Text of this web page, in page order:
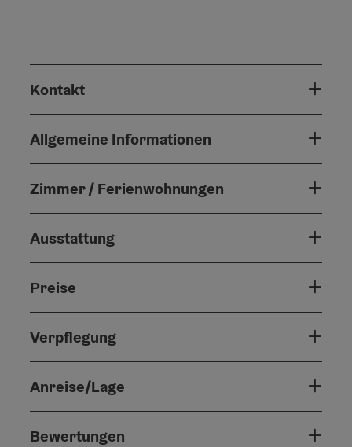
Kontakt
Allgemeine Informationen
Zimmer / Ferienwohnungen
Ausstattung
Preise
Verpflegung
Anreise/Lage
Bewertungen